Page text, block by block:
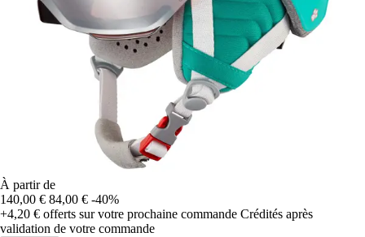
À partir de
140,00 € 84,00 € -40%
+4,20 € offerts sur votre prochaine commande Crédités après
validation de votre commande